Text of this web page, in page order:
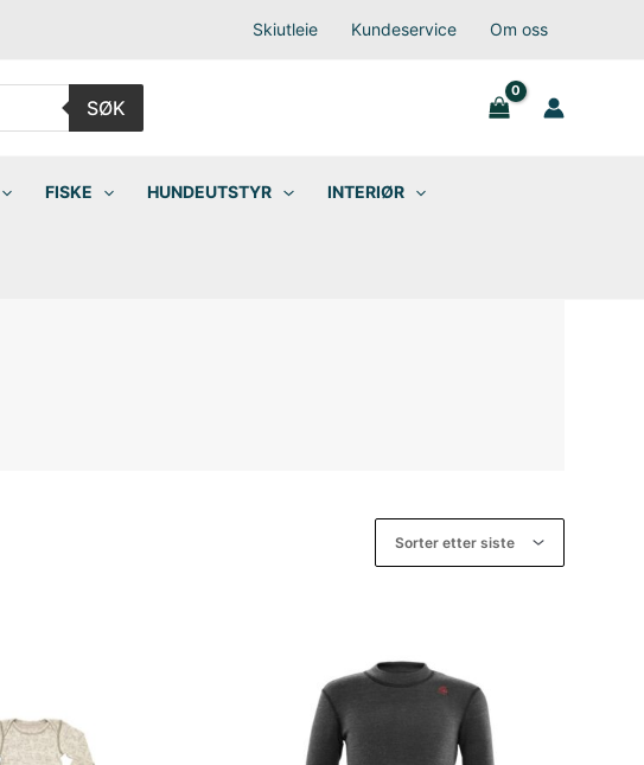
Skiutleie Kundeservice Om oss
SØK
FISKE HUNDEUTSTYR INTERIØR